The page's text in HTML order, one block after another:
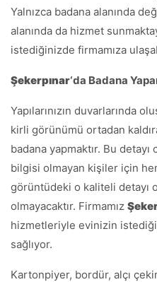
Yalnızca badana alanında
alanında da hizmet
istediğinizde firmamıza
Şekerpınar‘da Badana
Yapılarınızın duvarlarında
kirli görünümü ortadan
badana yapmaktır. Bu
bilgisi olmayan kişiler için
görüntüdeki o kaliteli detayı
olmayacaktır. Firmamız
hizmetleriyle evinizin
sağlıyor.
Kartonpiyer, bordür, alçı